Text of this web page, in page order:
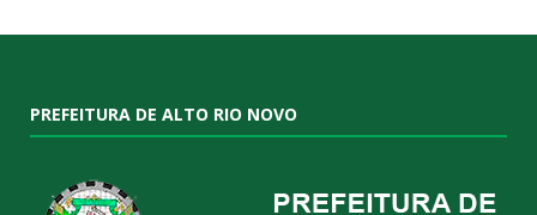
PREFEITURA DE ALTO RIO NOVO